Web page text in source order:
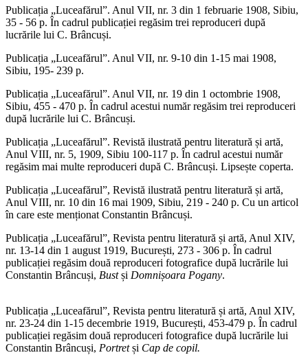
Publicația „Luceafărul”. Anul VII, nr. 3 din 1 februarie 1908, Sibiu,
35 - 56 p. În cadrul publicației regăsim trei reproduceri după
lucrările lui C. Brâncuși.
Publicația „Luceafărul”. Anul VII, nr. 9-10 din 1-15 mai 1908,
Sibiu, 195- 239 p.
Publicația „Luceafărul”. Anul VII, nr. 19 din 1 octombrie 1908,
Sibiu, 455 - 470 p. În cadrul acestui număr regăsim trei reproduceri
după lucrările lui C. Brâncuși.
Publicația „Luceafărul”. Revistă ilustrată pentru literatură și artă,
Anul VIII, nr. 5, 1909, Sibiu 100-117 p. În cadrul acestui număr
regăsim mai multe reproduceri după C. Brâncuși. Lipsește coperta.
Publicația „Luceafărul”, Revistă ilustrată pentru literatură și artă,
Anul VIII, nr. 10 din 16 mai 1909, Sibiu, 219 - 240 p. Cu un articol
în care este menționat Constantin Brâncuși.
Publicația „Luceafărul”, Revista pentru literatură și artă, Anul XIV,
nr. 13-14 din 1 august 1919, București, 273 - 306 p. În cadrul
publicației regăsim două reproduceri fotografice după lucrările lui
Constantin Brâncuși, Bustși Domnișoara Pogany.
Publicația „Luceafărul”, Revista pentru literatură și artă, Anul XIV,
nr. 23-24 din 1-15 decembrie 1919, București, 453-479 p. În cadrul
publicației regăsim două reproduceri fotografice după lucrările lui
Constantin Brâncuși, Portretși Cap de copil.